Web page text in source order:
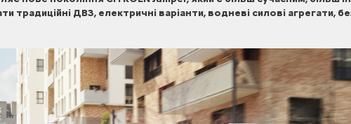
традиційні ДВЗ, електричні варіанти, водневі силові агрегати,